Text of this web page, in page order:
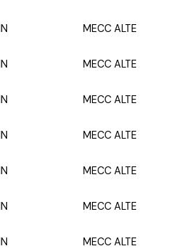
MECC ALTE
MECC ALTE
MECC ALTE
MECC ALTE
MECC ALTE
MECC ALTE
MECC ALTE